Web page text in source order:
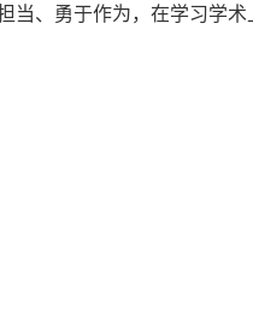
当、勇于作为，在学习学